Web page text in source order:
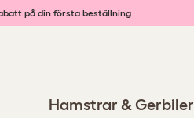
på din första beställning
Hamstrar & Gerbiler